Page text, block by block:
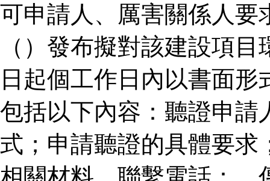
可申請人、厲害關係人要
（）發布擬對該建設項
日起個工作日內以書面
包括以下內容：聽證申請
式；申請聽證的具體要求